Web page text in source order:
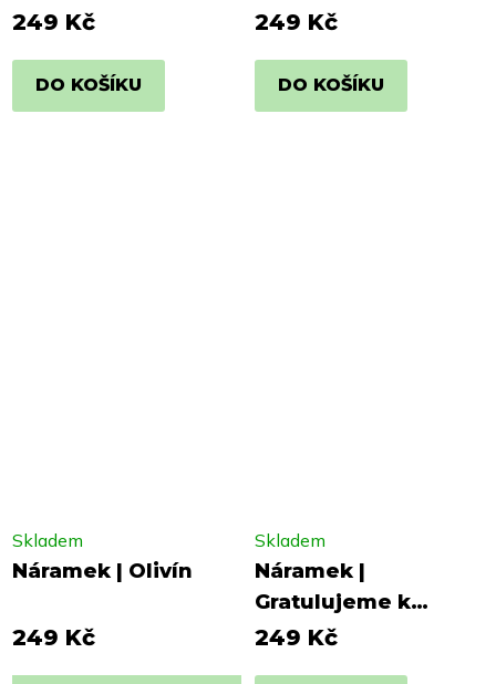
249 Kč
DO KOŠÍKU
249 Kč
DO KOŠÍKU
Náramek | Olivín
Skladem
249 Kč
Náramek |
Gratulujeme k
miminku
Skladem
249 Kč